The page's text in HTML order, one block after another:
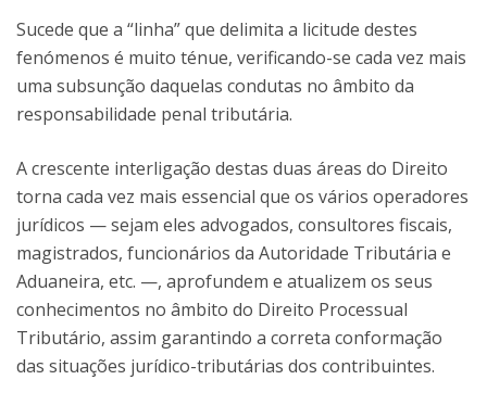
Sucede que a “linha” que delimita a licitude destes
fenómenos é muito ténue, verificando-se cada vez mais
uma subsunção daquelas condutas no âmbito da
responsabilidade penal tributária.
A crescente interligação destas duas áreas do Direito
torna cada vez mais essencial que os vários operadores
jurídicos — sejam eles advogados, consultores fiscais,
magistrados, funcionários da Autoridade Tributária e
Aduaneira, etc. —, aprofundem e atualizem os seus
conhecimentos no âmbito do Direito Processual
Tributário, assim garantindo a correta conformação
das situações jurídico-tributárias dos contribuintes.